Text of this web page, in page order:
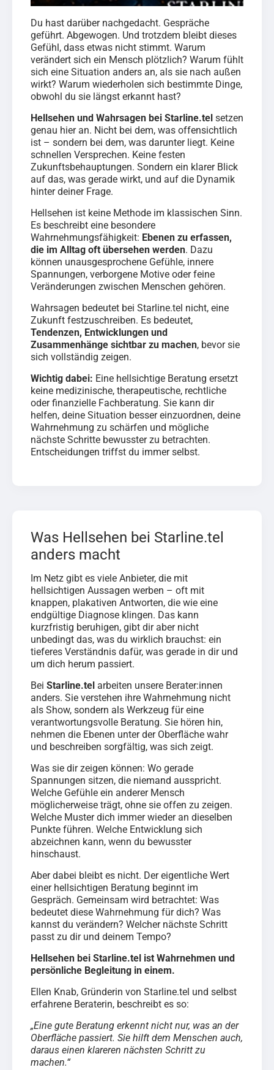
Du hast darüber nachgedacht. Gespräche
geführt. Abgewogen. Und trotzdem bleibt dieses
Gefühl, dass etwas nicht stimmt. Warum
verändert sich ein Mensch plötzlich? Warum fühlt
sich eine Situation anders an, als sie nach außen
wirkt? Warum wiederholen sich bestimmte Dinge,
obwohl du sie längst erkannt hast?
Hellsehen und Wahrsagen bei Starline.tel setzen
genau hier an. Nicht bei dem, was offensichtlich
ist – sondern bei dem, was darunter liegt. Keine
schnellen Versprechen. Keine festen
Zukunftsbehauptungen. Sondern ein klarer Blick
auf das, was gerade wirkt, und auf die Dynamik
hinter deiner Frage.
Hellsehen ist keine Methode im klassischen Sinn.
Es beschreibt eine besondere
Wahrnehmungsfähigkeit: Ebenen zu erfassen,
die im Alltag oft übersehen werden. Dazu
können unausgesprochene Gefühle, innere
Spannungen, verborgene Motive oder feine
Veränderungen zwischen Menschen gehören.
Wahrsagen bedeutet bei Starline.tel nicht, eine
Zukunft festzuschreiben. Es bedeutet,
Tendenzen, Entwicklungen und
Zusammenhänge sichtbar zu machen, bevor sie
sich vollständig zeigen.
Wichtig dabei: Eine hellsichtige Beratung ersetzt
keine medizinische, therapeutische, rechtliche
oder finanzielle Fachberatung. Sie kann dir
helfen, deine Situation besser einzuordnen, deine
Wahrnehmung zu schärfen und mögliche
nächste Schritte bewusster zu betrachten.
Entscheidungen triffst du immer selbst.
Was Hellsehen bei Starline.tel
anders macht
Im Netz gibt es viele Anbieter, die mit
hellsichtigen Aussagen werben – oft mit
knappen, plakativen Antworten, die wie eine
endgültige Diagnose klingen. Das kann
kurzfristig beruhigen, gibt dir aber nicht
unbedingt das, was du wirklich brauchst: ein
tieferes Verständnis dafür, was gerade in dir und
um dich herum passiert.
Bei Starline.tel arbeiten unsere Berater:innen
anders. Sie verstehen ihre Wahrnehmung nicht
als Show, sondern als Werkzeug für eine
verantwortungsvolle Beratung. Sie hören hin,
nehmen die Ebenen unter der Oberfläche wahr
und beschreiben sorgfältig, was sich zeigt.
Was sie dir zeigen können: Wo gerade
Spannungen sitzen, die niemand ausspricht.
Welche Gefühle ein anderer Mensch
möglicherweise trägt, ohne sie offen zu zeigen.
Welche Muster dich immer wieder an dieselben
Punkte führen. Welche Entwicklung sich
abzeichnen kann, wenn du bewusster
hinschaust.
Aber dabei bleibt es nicht. Der eigentliche Wert
einer hellsichtigen Beratung beginnt im
Gespräch. Gemeinsam wird betrachtet: Was
bedeutet diese Wahrnehmung für dich? Was
kannst du verändern? Welcher nächste Schritt
passt zu dir und deinem Tempo?
Hellsehen bei Starline.tel ist Wahrnehmen und
persönliche Begleitung in einem.
Ellen Knab, Gründerin von Starline.tel und selbst
erfahrene Beraterin, beschreibt es so:
„Eine gute Beratung erkennt nicht nur, was an der
Oberfläche passiert. Sie hilft dem Menschen auch,
daraus einen klareren nächsten Schritt zu
machen.“